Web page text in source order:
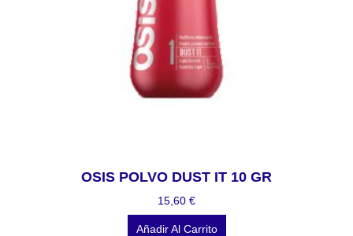
OSIS POLVO DUST IT 10 GR
15,60 €
Añadir Al Carrito